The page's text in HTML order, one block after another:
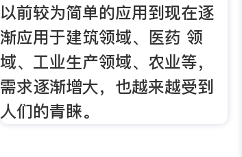
以前较为简单的应用到现在逐
渐应用于建筑领域、医药 领
域、工业生产领域、农业等，
需求逐渐增大，也越来越受到
人们的青睐。